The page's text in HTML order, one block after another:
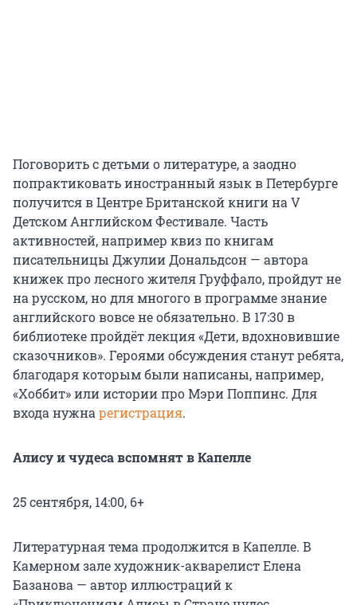
Поговорить с детьми о литературе, а заодно
попрактиковать иностранный язык в Петербурге
получится в Центре Британской книги на V
Детском Английском Фестивале. Часть
активностей, например квиз по книгам
писательницы Джулии Дональдсон — автора
книжек про лесного жителя Груффало, пройдут не
на русском, но для многого в программе знание
английского вовсе не обязательно. В 17:30 в
библиотеке пройдёт лекция «Дети, вдохновившие
сказочников». Героями обсуждения станут ребята,
благодаря которым были написаны, например,
«Хоббит» или истории про Мэри Поппинс. Для
входа нужна регистрация.
Алису и чудеса вспомнят в Капелле
25 сентября, 14:00, 6+
Литературная тема продолжится в Капелле. В
Камерном зале художник-акварелист Елена
Базанова — автор иллюстраций к